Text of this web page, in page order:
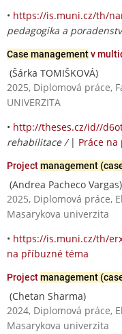
• https://is.muni.cz/th/
pedagogika a
Case managementv
(Šárka TOMIŠKOVÁ)
2025, Diplomová práce,
UNIVERZITA
• http://theses.cz/id//
rehabilitace / | Práce
Projectmanagement
(Andrea Pacheco Vargas)
2025, Diplomová práce,
Masarykova univerzita
• https://is.muni.cz/th/
na příbuzné téma
Projectmanagement
(Chetan Sharma)
2024, Diplomová práce,
Masarykova univerzita